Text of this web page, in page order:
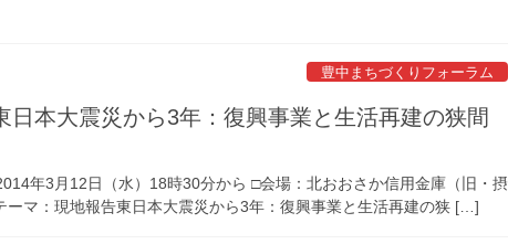
豊中まちづくりフォーラム
日本大震災から3年：復興事業と生活再建の狭間
年3月12日（水）18時30分から □会場：北おおさか信用金庫（旧・摂
マ：現地報告東日本大震災から3年：復興事業と生活再建の狭 […]